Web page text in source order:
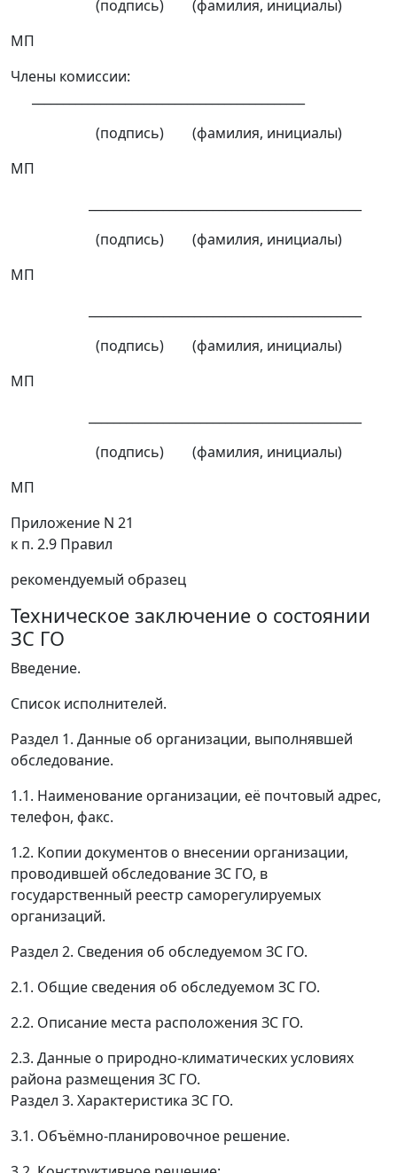
(подпись) (фамилия, инициалы)
МП
Члены комиссии:
(подпись) (фамилия, инициалы)
МП
(подпись) (фамилия, инициалы)
МП
(подпись) (фамилия, инициалы)
МП
(подпись) (фамилия, инициалы)
МП
Приложение N 21
к п. 2.9 Правил
рекомендуемый образец
Техническое заключение о состоянии
ЗС ГО
Введение.
Список исполнителей.
Раздел 1. Данные об организации, выполнявшей
обследование.
1.1. Наименование организации, её почтовый адрес,
телефон, факс.
1.2. Копии документов о внесении организации,
проводившей обследование ЗС ГО, в
государственный реестр саморегулируемых
организаций.
Раздел 2. Сведения об обследуемом ЗС ГО.
2.1. Общие сведения об обследуемом ЗС ГО.
2.2. Описание места расположения ЗС ГО.
2.3. Данные о природно-климатических условиях
района размещения ЗС ГО.
Раздел 3. Характеристика ЗС ГО.
3.1. Объёмно-планировочное решение.